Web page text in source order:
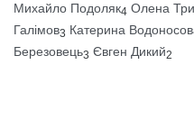
Михайло Подоляк4 Олена
Галімов3 Катерина
Березовець3 Євген Дикий2